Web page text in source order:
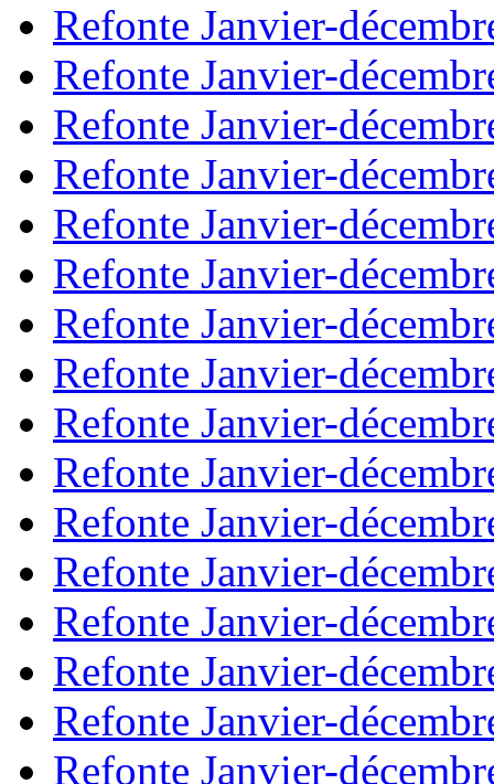
Refonte Janvier-
Refonte Janvier-
Refonte Janvier-
Refonte Janvier-
Refonte Janvier-
Refonte Janvier-
Refonte Janvier-
Refonte Janvier-
Refonte Janvier-
Refonte Janvier-
Refonte Janvier-
Refonte Janvier-
Refonte Janvier-
Refonte Janvier-
Refonte Janvier-
Refonte Janvier-